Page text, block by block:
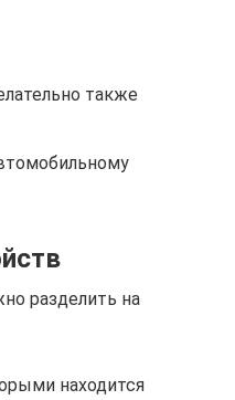
также
разделить на
находится